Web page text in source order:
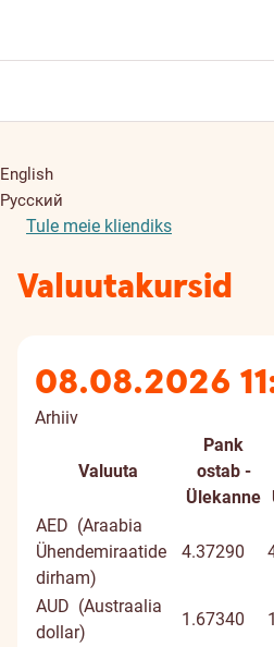
English
Русский
Tule meie kliendiks
Valuutakursid
08.08.2026
Arhiiv
Valuuta
Pank
ostab -
Ülekanne
AED (Araabia
Ühendemiraatide
dirham)
4.37290
AUD (Austraalia
dollar)
1.67340